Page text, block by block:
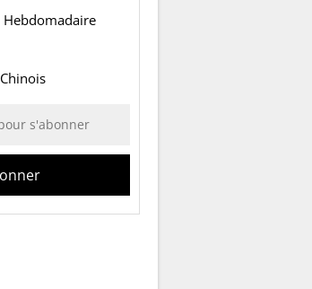
Hebdomadaire
Chinois